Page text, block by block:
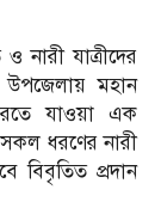
নারী যাত্রীদের
উপজেলায় মহান
যাওয়া এক
সকল ধরণের নারী
বিবৃতিত প্রদান